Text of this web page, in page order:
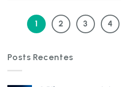
1 2 3 4
Posts Recentes